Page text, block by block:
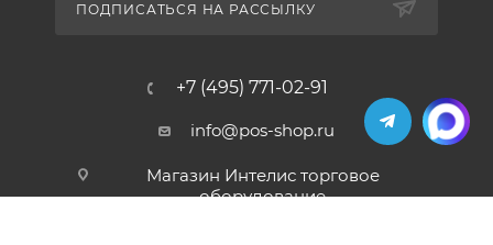
ПОДПИСАТЬСЯ НА РАССЫЛКУ
+7 (495) 771-02-91
info@pos-shop.ru
Магазин Интелис торговое
оборудование